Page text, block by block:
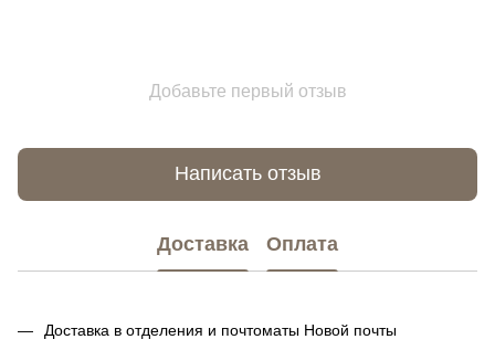
Добавьте первый отзыв
Написать отзыв
Доставка Оплата
Доставка в отделения и почтоматы Новой почты